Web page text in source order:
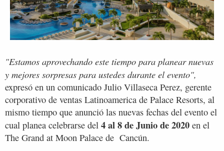
"Estamos aprovechando este tiempo para planear nuevas
y mejores sorpresas para ustedes durante el evento",
expresó en un comunicado Julio Villaseca Perez, gerente
corporativo de ventas Latinoamerica de Palace Resorts, al
mismo tiempo que anunció las nuevas fechas del evento el
cual planea celebrarse del 4 al 8 de Junio de 2020 en el
The Grand at Moon Palace de Cancún.